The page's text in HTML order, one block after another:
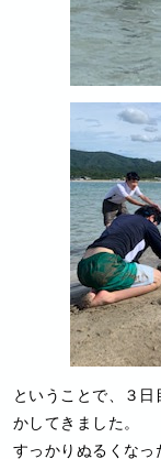
ということで、３
かしてきました。
すっかりぬるくな